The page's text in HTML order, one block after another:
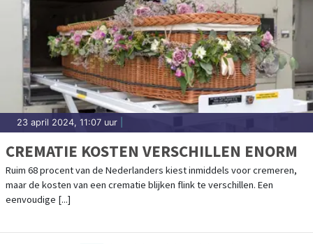
23 april 2024, 11:07 uur
CREMATIE KOSTEN VERSCHILLEN ENORM
Ruim 68 procent van de Nederlanders kiest inmiddels voor cremeren,
maar de kosten van een crematie blijken flink te verschillen. Een
eenvoudige [...]